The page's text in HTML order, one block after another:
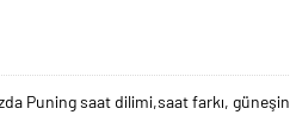
Puning saat dilimi,saat farkı, güneşin